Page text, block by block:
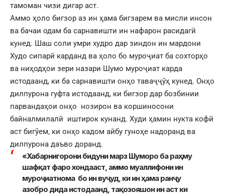
тамоман чизи дигар аст.
Аммо ҳоло бигзор аз ин ҳама бигзарем ва мисли инсон
ва бачаи одам ба сарнавишти ин нафарон расидагӣ
кунед. Шаш соли умри худро дар зиндон ин мардони
Худо сипарӣ карданд ва ҳоло бо муроҷиат ба сохторҳо
ва ниҳодҳои зери назари Шумо муроҷиат карда
истодаанд, ки ба сарнавишти онҳо таваҷҷӯҳ кунед. Онҳо
дилпурона гуфта истодаанд, ки бигзор дар бозбинии
парвандаҳои онҳо нозирон ва коршиносони
байналмилалӣ иштирок кунанд. Худи ҳамин нукта кофӣ
аст бигӯем, ки онҳо кадом айбу гуноҳе надоранд ва
дилпурона даъво доранд.
«Хабарнигорони бидуни марз Шуморо ба раҳму
шафқат фаро хондааст, аммо муаллифони ин
муроҷиатнома бо ин вуҷуд, ки ин ҳама ранҷу
азобро дида истодаанд, тақозояшон ин аст ки